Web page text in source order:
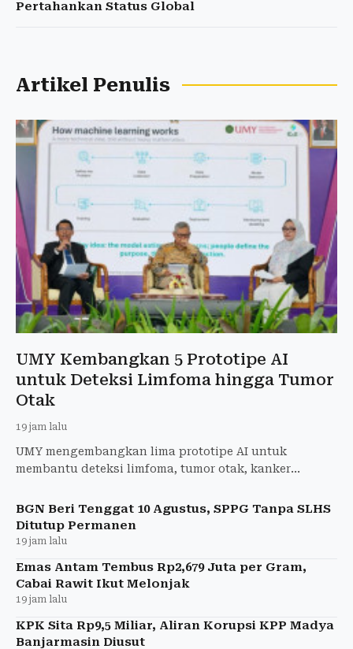
Pertahankan Status Global
Artikel Penulis
UMY Kembangkan 5 Prototipe AI
untuk Deteksi Limfoma hingga Tumor
Otak
19 jam lalu
UMY mengembangkan lima prototipe AI untuk
membantu deteksi limfoma, tumor otak, kanker
BGN Beri Tenggat 10 Agustus, SPPG Tanpa SLHS
Ditutup Permanen
19 jam lalu
Emas Antam Tembus Rp2,679 Juta per Gram,
Cabai Rawit Ikut Melonjak
19 jam lalu
KPK Sita Rp9,5 Miliar, Aliran Korupsi KPP Madya
Banjarmasin Diusut